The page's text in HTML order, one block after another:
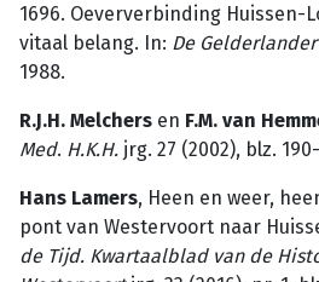
1696. Oeververbinding Huissen-
vitaal belang. In: De Gelderlander
1988.
R.J.H. Melchers en F.M. van
Med. H.K.H. jrg. 27 (2002), blz.
Hans Lamers, Heen en weer,
pont van Westervoort naar
de Tijd. Kwartaalblad van de